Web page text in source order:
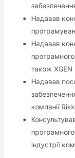
Надавав
Надавав
також XGEN
Надавав
компанії
індустрії